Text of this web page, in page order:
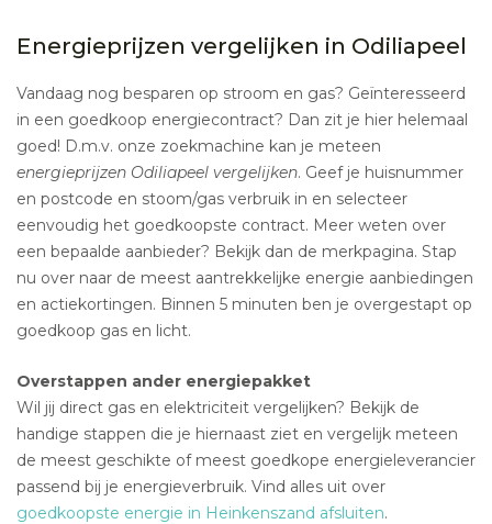
Energieprijzen vergelijken in Odiliapeel
Vandaag nog besparen op stroom en gas? Geïnteresseerd
in een goedkoop energiecontract? Dan zit je hier helemaal
goed! D.m.v. onze zoekmachine kan je meteen
energieprijzen Odiliapeel vergelijken. Geef je huisnummer
en postcode en stoom/gas verbruik in en selecteer
eenvoudig het goedkoopste contract. Meer weten over
een bepaalde aanbieder? Bekijk dan de merkpagina. Stap
nu over naar de meest aantrekkelijke energie aanbiedingen
en actiekortingen. Binnen 5 minuten ben je overgestapt op
goedkoop gas en licht.
Overstappen ander energiepakket
Wil jij direct gas en elektriciteit vergelijken? Bekijk de
handige stappen die je hiernaast ziet en vergelijk meteen
de meest geschikte of meest goedkope energieleverancier
passend bij je energieverbruik. Vind alles uit over
goedkoopste energie in Heinkenszand afsluiten.